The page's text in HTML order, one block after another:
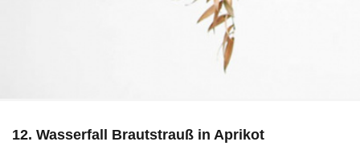
12. Wasserfall Brautstrauß in Aprikot